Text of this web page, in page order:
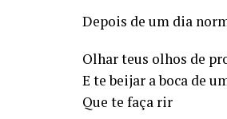
Depois de um dia
Olhar teus olhos de
E te beijar a boca de
Que te faça rir